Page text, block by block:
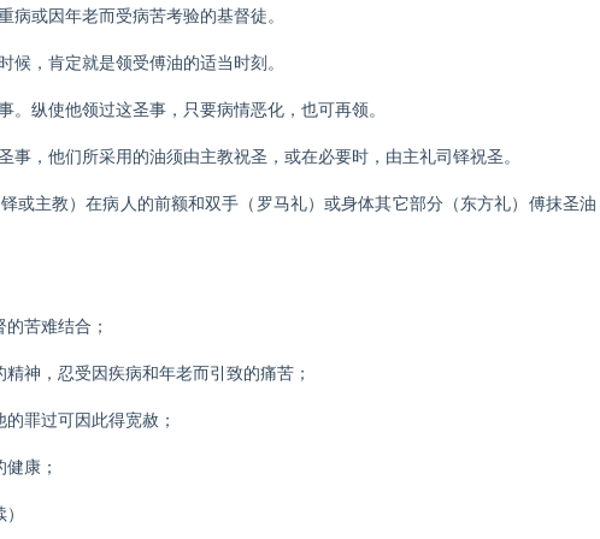
或因年老而受病苦考验的基督徒。
，肯定就是领受傅油的适当时刻。
纵使他领过这圣事，只要病情恶化，也可再领。
，他们所采用的油须由主教祝圣，或在必要时，由主礼司铎祝圣。
主教）在病人的前额和双手（罗马礼）或身体其它部分（东方礼）傅抹圣油
苦难结合；
，忍受因疾病和年老而引致的痛苦；
罪过可因此得宽赦；
康；